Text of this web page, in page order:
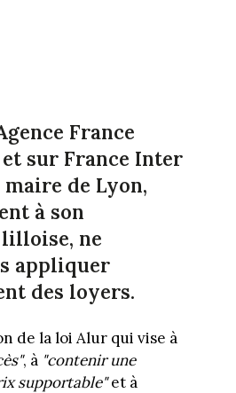
France
sur France Inter
de Lyon,
à son
ne
appliquer
des loyers.
de la loi Alur qui vise à
, à "contenir une
supportable"et à